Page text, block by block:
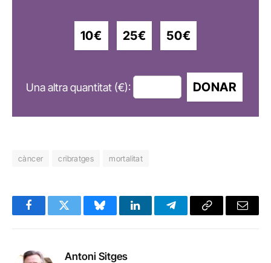
10€ 25€ 50€
Una altra quantitat (€): DONAR
càncer cribratges mortalitat
FacebookTwitter BlueskyLinkedInTelegramCopy
Email
Antoni Sitges